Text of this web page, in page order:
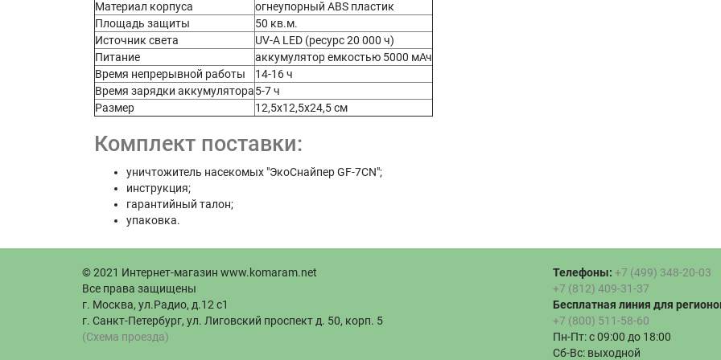
Материал корпуса
огнеупорный ABS пластик
Площадь защиты
50 кв.м.
Источник света
UV-A LED (ресурс 20 000 ч)
Питание
аккумулятор емкостью 5000 мАч
Время непрерывной работы
14-16 ч
Время зарядки аккумулятора5-7 ч
Размер
12,5х12,5х24,5 см
Комплект поставки:
уничтожитель насекомых "ЭкоСнайпер GF-7CN";
инструкция;
гарантийный талон;
упаковка.
© 2021 Интернет-магазин www.komaram.net
Все права защищены
г. Москва, ул.Радио, д.12 с1
г. Санкт-Петербург, ул. Лиговский проспект д. 50, корп. 5
(Схема проезда)
Телефоны: +7 (499) 348-20-03
+7 (812) 409-31-37
Бесплатная линия для
+7 (800) 511-58-60
Пн-Пт: с 09:00 до 18:00
Сб-Вс: выходной